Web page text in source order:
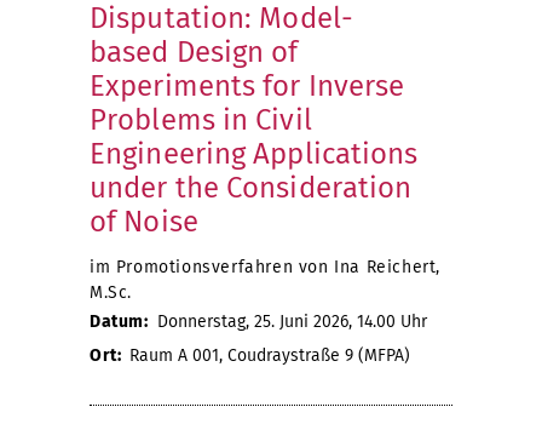
Disputation: Model-
based Design of
Experiments for Inverse
Problems in Civil
Engineering Applications
under the Consideration
of Noise
im Promotionsverfahren von Ina Reichert,
M.Sc.
Datum: Donnerstag, 25. Juni 2026, 14.00 Uhr
Ort: Raum A 001, Coudraystraße 9 (MFPA)